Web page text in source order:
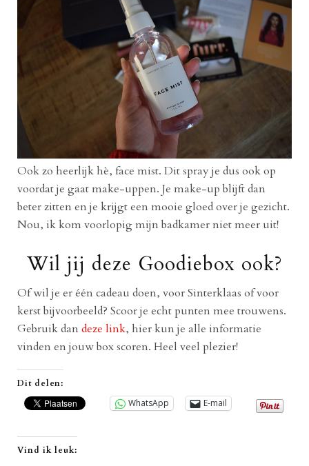
Ook zo heerlijk hè, face mist. Dit spray je dus ook op
voordat je gaat make-uppen. Je make-up blijft dan
beter zitten en je krijgt een mooie gloed over je gezicht.
Nou, ik kom voorlopig mijn badkamer niet meer uit!
Wil jij deze Goodiebox ook?
Of wil je er één cadeau doen, voor Sinterklaas of voor
kerst bijvoorbeeld? Scoor je echt punten mee trouwens.
Gebruik dan deze link, hier kun je alle informatie
vinden en jouw box scoren. Heel veel plezier!
Dit delen:
WhatsApp E-mail
Vind ik leuk: